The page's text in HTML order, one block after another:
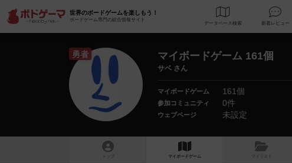
世界のボードゲームを楽しもう！
ボードゲーム専門の総合情報サイト
データベース 検索
勇者 マイボードゲーム 161個
サベ さん
マイボードゲーム 161個
参加コミュニティ 0件
ウェブページ 未設定
トップ マイボードゲーム マイリスト